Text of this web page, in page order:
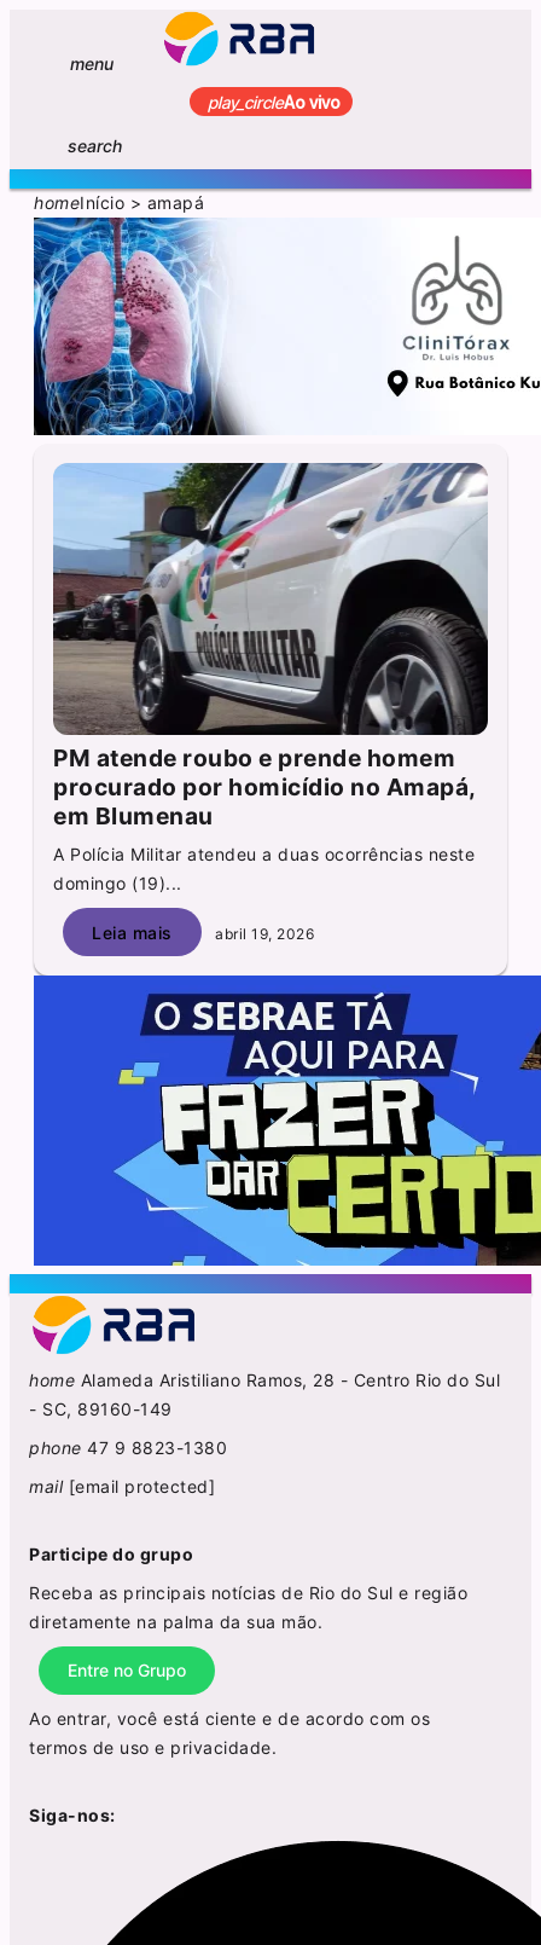
menu
play_circleAo vivo
search
homeInício > amapá
PM atende roubo e prende homem
procurado por homicídio no Amapá,
em Blumenau
A Polícia Militar atendeu a duas ocorrências neste
domingo (19)...
Leia mais abril 19, 2026
home Alameda Aristiliano Ramos, 28 - Centro Rio do Sul
- SC, 89160-149
phone 47 9 8823-1380
mail [email protected]
Participe do grupo
Receba as principais notícias de Rio do Sul e região
diretamente na palma da sua mão.
Entre no Grupo
Ao entrar, você está ciente e de acordo com os
termos de uso e privacidade.
Siga-nos: